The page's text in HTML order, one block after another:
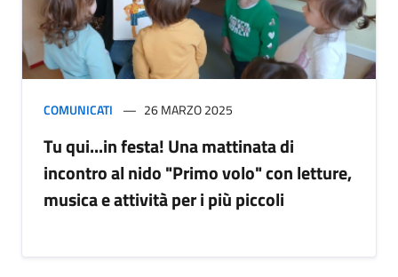
COMUNICATI 26 MARZO 2025
Tu qui...in festa! Una mattinata di
incontro al nido "Primo volo" con letture,
musica e attività per i più piccoli